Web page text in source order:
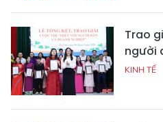
Trao
người
KINH TẾ